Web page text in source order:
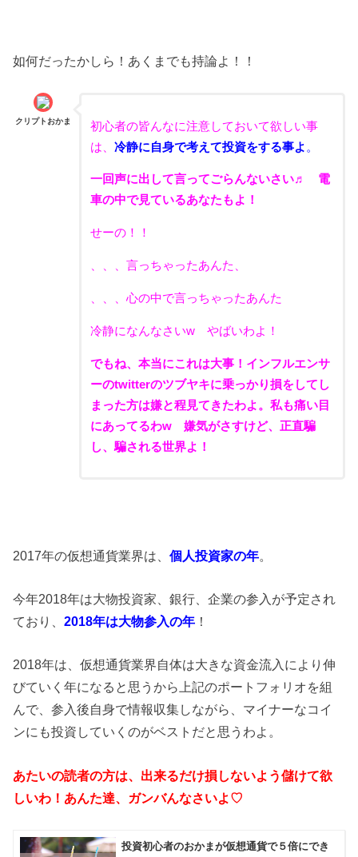
如何だったかしら！あくまでも持論よ！！
クリプトおかま
初心者の皆んなに注意しておいて欲しい事
は、 冷静に自身で考えて投資をする事よ 。
一回声に出して言ってごらんないさい♬ 電
車の中で見ているあなたもよ！
せーの！！
、、、言っちゃったあんた、
、、、心の中で言っちゃったあんた
冷静になんなさいw やばいわよ！
でもね、本当にこれは大事！インフルエンサ
ーのtwitterのツブヤキに乗っかり損をしてし
まった方は嫌と程見てきたわよ。私も痛い目
にあってるわw 嫌気がさすけど、正直騙
し、騙される世界よ！
2017年の仮想通貨業界は、個人投資家の年。
今年2018年は大物投資家、銀行、企業の参入が予定され
ており、2018年は大物参入の年 ！
2018年は、仮想通貨業界自体は大きな資金流入により伸
びていく年になると思うから上記のポートフォリオを組
んで、参入後自身で情報収集しながら、マイナーなコイ
ンにも投資していくのがベストだと思うわよ。
あたいの読者の方は、出来るだけ損しないよう儲けて欲
しいわ！あんた達、ガンバんなさいよ♡
投資初心者のおかまが仮想通貨で５倍にでき